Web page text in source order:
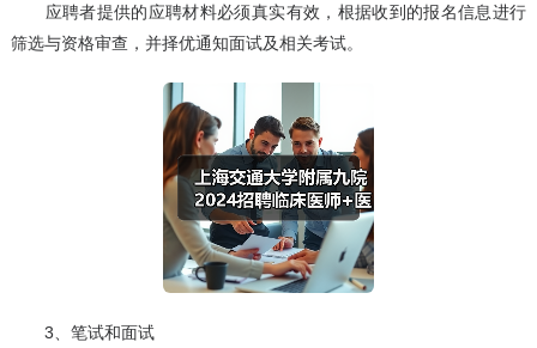
应聘者提供的应聘材料必须真实有效，根据收到的报名信息进行
筛选与资格审查，并择优通知面试及相关考试。
3、笔试和面试